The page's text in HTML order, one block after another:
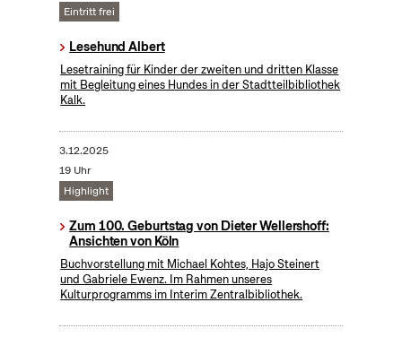
Eintritt frei
Lesehund Albert
Lesetraining für Kinder der zweiten und dritten Klasse
mit Begleitung eines Hundes in der Stadtteilbibliothek
Kalk.
3.12.2025
19 Uhr
Highlight
Zum 100. Geburtstag von Dieter Wellershoff:
Ansichten von Köln
Buchvorstellung mit Michael Kohtes, Hajo Steinert
und Gabriele Ewenz. Im Rahmen unseres
Kulturprogramms im Interim Zentralbibliothek.